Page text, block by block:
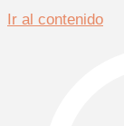
Ir al contenido